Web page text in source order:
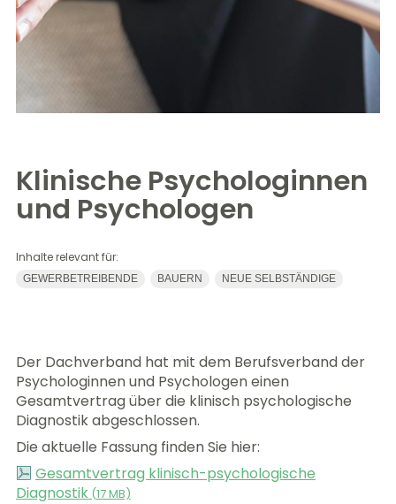
Klinische Psychologinnen
und Psychologen
Inhalte relevant für:
GEWERBETREIBENDE BAUERN NEUE SELBSTÄNDIGE
Der Dachverband hat mit dem Berufsverband der
Psychologinnen und Psychologen einen
Gesamtvertrag über die klinisch psychologische
Diagnostik abgeschlossen.
Die aktuelle Fassung finden Sie hier:
Gesamtvertrag klinisch-psychologische
Diagnostik(17 MB)